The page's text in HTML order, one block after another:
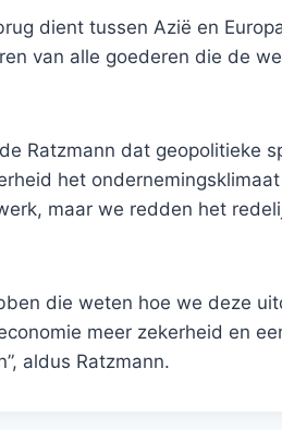
dient tussen Azië en
van alle goederen die de
Ratzmann dat geopolitieke
het
maar we redden het
die weten hoe we deze
meer zekerheid en
aldus Ratzmann.